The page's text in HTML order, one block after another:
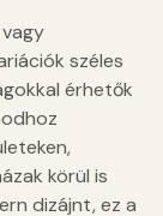
széles
érhetők
körül is
dizájnt, ez a